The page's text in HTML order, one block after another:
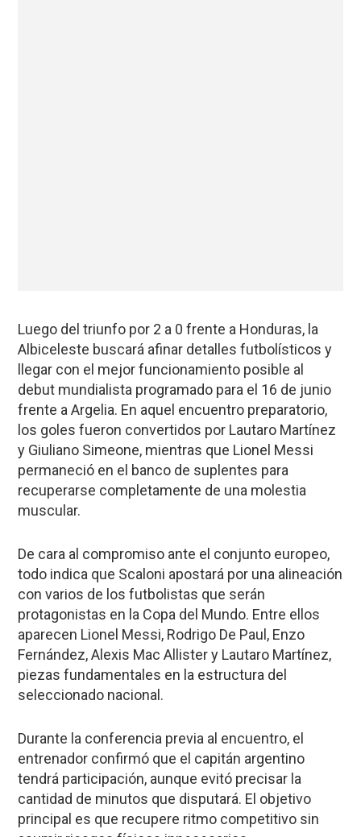
Luego del triunfo por 2 a 0 frente a Honduras, la
Albiceleste buscará afinar detalles futbolísticos y
llegar con el mejor funcionamiento posible al
debut mundialista programado para el 16 de junio
frente a Argelia. En aquel encuentro preparatorio,
los goles fueron convertidos por Lautaro Martínez
y Giuliano Simeone, mientras que Lionel Messi
permaneció en el banco de suplentes para
recuperarse completamente de una molestia
muscular.
De cara al compromiso ante el conjunto europeo,
todo indica que Scaloni apostará por una alineación
con varios de los futbolistas que serán
protagonistas en la Copa del Mundo. Entre ellos
aparecen Lionel Messi, Rodrigo De Paul, Enzo
Fernández, Alexis Mac Allister y Lautaro Martínez,
piezas fundamentales en la estructura del
seleccionado nacional.
Durante la conferencia previa al encuentro, el
entrenador confirmó que el capitán argentino
tendrá participación, aunque evitó precisar la
cantidad de minutos que disputará. El objetivo
principal es que recupere ritmo competitivo sin